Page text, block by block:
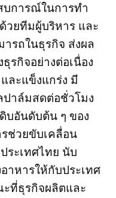
บการณ์ในการทำ
วยทีมผู้บริหาร และ
รถในธุรกิจ ส่งผล
กิจอย่างต่อเนื่อง
และแข็งแกร่ง มี
าล์มสดต่อชั่วโมง
บอันดับต้น ๆ ของ
ช่วยขับเคลื่อน
ระเทศไทย นับ
าหารให้กับประเทศ
ที่ธุรกิจผลิตและ